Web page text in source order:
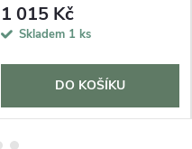
1 015 Kč
Skladem 1 ks
DO KOŠÍKU